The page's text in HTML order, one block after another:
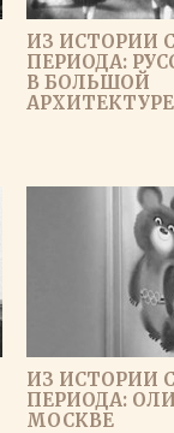
ИЗ ИСТОРИИ
ПЕРИОДА:
В БОЛЬШОЙ
АРХИТЕКТУРЕ
ИЗ ИСТОРИИ
ПЕРИОДА:
МОСКВЕ